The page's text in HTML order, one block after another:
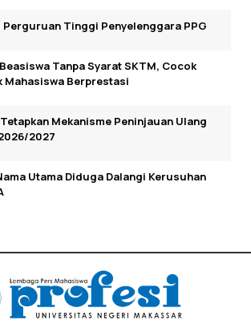
Perguruan Tinggi Penyelenggara PPG
Tanpa Syarat SKTM, Cocok
Mahasiswa Berprestasi
Mekanisme Peninjauan Ulang
2027
Utama Diduga Dalangi Kerusuhan